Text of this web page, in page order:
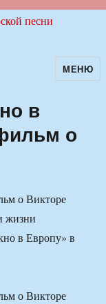
МЕНЮ
в
о
о Викторе
жизни
в Европу» в
о Викторе